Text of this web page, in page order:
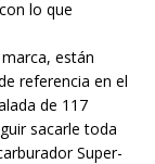
lo que
están
referencia en el
de 117
sacarle toda
Super-